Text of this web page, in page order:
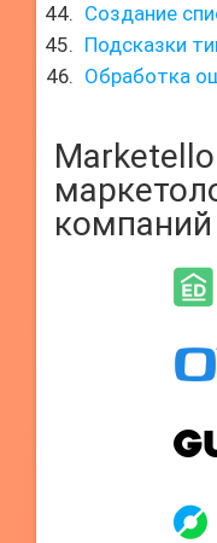
Создание
Подсказки
Обработка
компаний